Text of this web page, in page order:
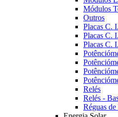
Módulos
Outros
Placas C.
Placas C.
Placas C.
Relés
Relés -
Réguas